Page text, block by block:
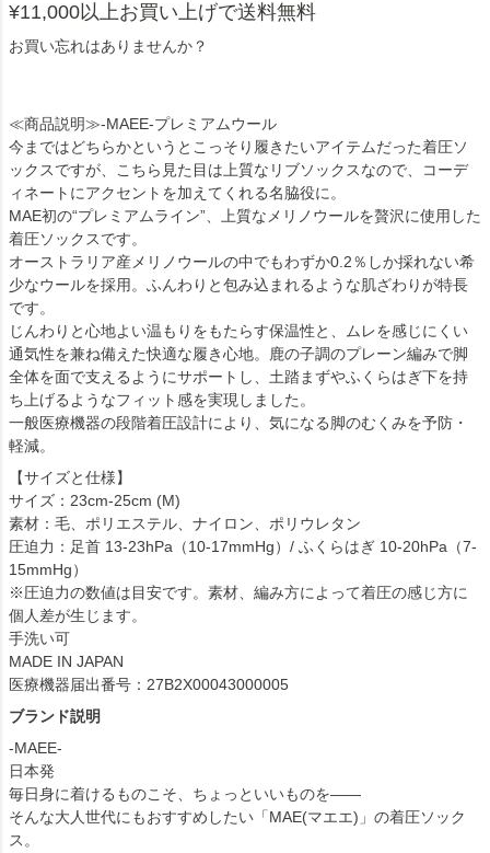
¥11,000以上お買い上げで送料無料
お買い忘れはありませんか？
≪商品説明≫-MAEE-プレミアムウール
今まではどちらかというとこっそり履きたいアイテムだった着圧ソ
ックスですが、こちら見た目は上質なリブソックスなので、コーデ
ィネートにアクセントを加えてくれる名脇役に。
MAE初の“プレミアムライン”、上質なメリノウールを贅沢に使用した
着圧ソックスです。
オーストラリア産メリノウールの中でもわずか0.2％しか採れない希
少なウールを採用。ふんわりと包み込まれるような肌ざわりが特長
です。
じんわりと心地よい温もりをもたらす保温性と、ムレを感じにくい
通気性を兼ね備えた快適な履き心地。鹿の子調のプレーン編みで脚
全体を面で支えるようにサポートし、土踏まずやふくらはぎ下を持
ち上げるようなフィット感を実現しました。
一般医療機器の段階着圧設計により、気になる脚のむくみを予防・
軽減。
【サイズと仕様】
サイズ：23cm-25cm (M)
素材：毛、ポリエステル、ナイロン、ポリウレタン
圧迫力：足首 13-23hPa（10-17mmHg）/ ふくらはぎ 10-20hPa（7-
15mmHg）
※圧迫力の数値は目安です。素材、編み方によって着圧の感じ方に
個人差が生じます。
手洗い可
MADE IN JAPAN
医療機器届出番号：27B2X00043000005
ブランド説明
-MAEE-
日本発
毎日身に着けるものこそ、ちょっといいものを――
そんな大人世代にもおすすめしたい「MAE(マエエ)」の着圧ソック
ス。